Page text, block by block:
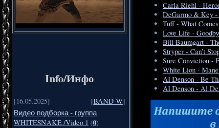
Info/Инфо
[16.05.2025] [BAND W]
Видео подборка - группа
WHITESNAKE /Video 1 (0)
Carla Riehl -
DeGarmo & Key -
Tuff - What
Love Life -
Bill Baumgart -
Stryper - Can’t
Sure Conviction -
White Lion -
Al Denson - Be
Al Denson - Al